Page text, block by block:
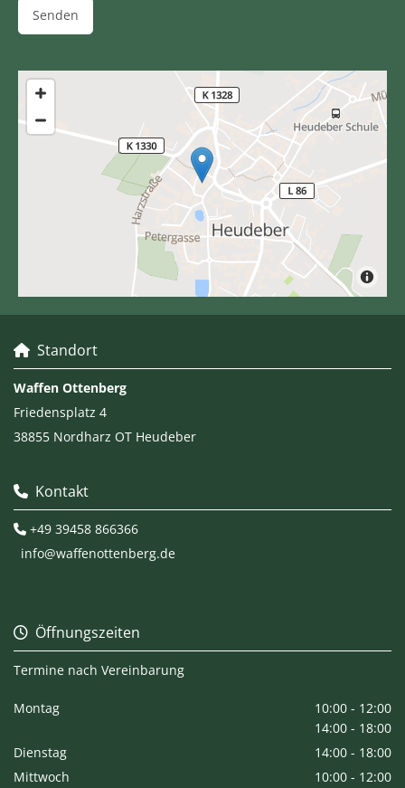
 Standort
Waffen Ottenberg
Friedensplatz 4
38855 Nordharz OT Heudeber
 Kontakt
 +49 39458 866366
info@waffenottenberg.de
 Öffnungszeiten
Termine nach Vereinbarung
Montag
10:00 - 12:00
14:00 - 18:00
Dienstag
14:00 - 18:00
Mittwoch
10:00 - 12:00